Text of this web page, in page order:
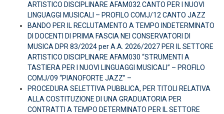
ARTISTICO DISCIPLINARE AFAM032 CANTO PER I NUOVI
LINGUAGGI MUSICALI – PROFILO COMJ/12 CANTO JAZZ
BANDO PER IL RECLUTAMENTO A TEMPO INDETERMINATO
DI DOCENTI DI PRIMA FASCIA NEI CONSERVATORI DI
MUSICA DPR 83/2024 per A.A. 2026/2027 PER IL SETTORE
ARTISTICO DISCIPLINARE AFAM030 “STRUMENTI A
TASTIERA PER I NUOVI LINGUAGGI MUSICALI” – PROFILO
COMJ/09 “PIANOFORTE JAZZ” –
PROCEDURA SELETTIVA PUBBLICA, PER TITOLI RELATIVA
ALLA COSTITUZIONE DI UNA GRADUATORIA PER
CONTRATTI A TEMPO DETERMINATO PER IL SETTORE